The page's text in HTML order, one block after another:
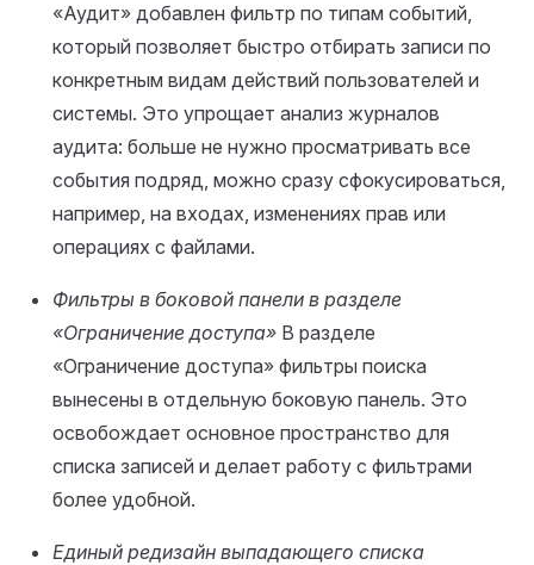
«Аудит» добавлен фильтр по типам событий,
который позволяет быстро отбирать записи по
конкретным видам действий пользователей и
системы. Это упрощает анализ журналов
аудита: больше не нужно просматривать все
события подряд, можно сразу сфокусироваться,
например, на входах, изменениях прав или
операциях с файлами.
Фильтры в боковой панели в разделе
«Ограничение доступа» В разделе
«Ограничение доступа» фильтры поиска
вынесены в отдельную боковую панель. Это
освобождает основное пространство для
списка записей и делает работу с фильтрами
более удобной.
Единый редизайн выпадающего списка